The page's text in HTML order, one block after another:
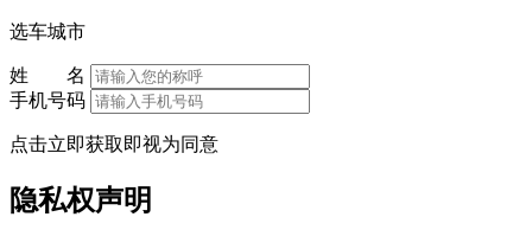
选车城市
姓 名
手机号码
点击立即获取即视为同意
隐私权声明